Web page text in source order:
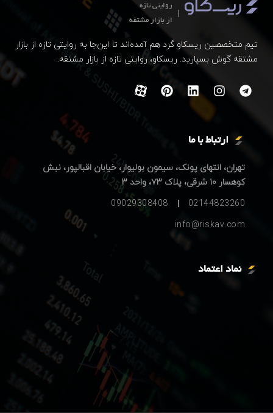
روایتی تازه
از بازار مشتقه
تیم متخصصین ریسکاو گرد هم آمده‌اند تا این‌جا به روایتی تازه از بازار
مشتقه گوش بسپارید. ریسکاو، روایتی تازه از بازار مشتقه.
ارتباط با ما
تهران، انتهای پونک، سیمون بولیوار، خیابان اقبالپور، نبش
کوهسار ۱۰ شرقی، پلاک ۷۳، واحد ۳
02144823260
09029308408
info@riskav.com
نماد اعتماد